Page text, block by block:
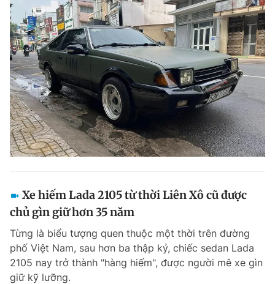
Tin thị trường Tin 360
Video Magazine
Sản phẩm khác
Tiện ích Bạn cần biết
Đọc Thanh Niên trên điện thoại
Đăng xuất
Xe hiếm Lada 2105 từ thời Liên Xô cũ được
chủ gìn giữ hơn 35 năm
Từng là biểu tượng quen thuộc một thời trên đường
phố Việt Nam, sau hơn ba thập kỷ, chiếc sedan Lada
2105 nay trở thành "hàng hiếm", được người mê xe gìn
giữ kỹ lưỡng.